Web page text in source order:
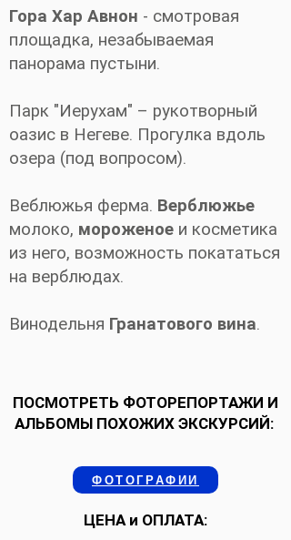
Гора Хар Авнон - смотровая
площадка, незабываемая
панорама пустыни.
Парк "Иерухам" – рукотворный
оазис в Негеве. Прогулка вдоль
озера (под вопросом).
Веблюжья ферма. Верблюжье
молоко, мороженое и косметика
из него, возможность покататься
на верблюдах.
Винодельня Гранатового вина.
ПОСМОТРЕТЬ ФОТОРЕПОРТАЖИ И
АЛЬБОМЫ ПОХОЖИХ ЭКСКУРСИЙ:
ФОТОГРАФИИ
ЦЕНА и ОПЛАТА: